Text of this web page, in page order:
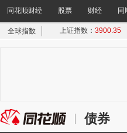
同花顺财经 股票 财经 同
债券